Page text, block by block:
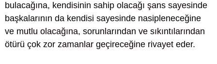
bulacağına, kendisinin sahip olacağı şans sayesinde
başkalarının da kendisi sayesinde nasipleneceğine
ve mutlu olacağına, sorunlarından ve sıkıntılarından
ötürü çok zor zamanlar geçireceğine rivayet eder.